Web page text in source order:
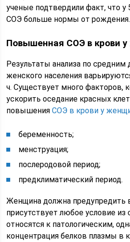
ученые подтвердили факт, что у
СОЭ больше нормы от рождения.
Повышенная СОЭ в крови
Результаты анализа по средним
женского населения
ч. Существует много факторов,
ускорить оседание красных
повышенияСОЭ в крови у
беременность;
менструация;
послеродовой период;
предклиматический период.
Женщина должна предупредить
присутствует любое условие из
относятся к патологическим,
концентрация белков плазмы в